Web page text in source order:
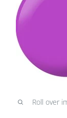
Roll over